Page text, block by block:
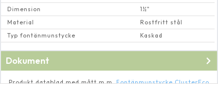
Dimension
1½"
Material
Rostfritt stål
Typ fontänmunstycke
Kaskad
Dokument
Produkt datablad med mått m.m.Fontänmunstycke ClusterEco